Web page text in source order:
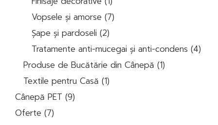
produs
Vopsele și amorse 77
produse
Șape și pardoseli 22
produse
Tratamente anti-mucegai și anti-condens 44
Produse de Bucătărie din Cânepă 11
produs
Textile pentru Casă 11
produs
Cânepă PET 99
produse
Oferte 77
produse